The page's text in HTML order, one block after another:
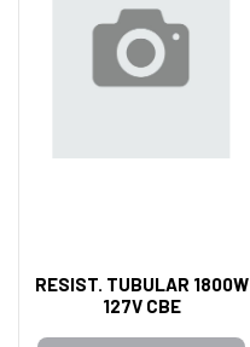
RESIST. TUBULAR 1800W
127V CBE